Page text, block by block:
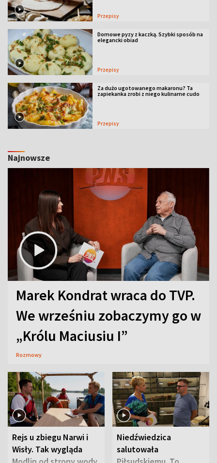
Przepisy
Domowe pyzy z kaczką. Szybki sposób na
elegancki obiad
Przepisy
Za dużo ugotowanego makaronu? Ta
zapiekanka zrobi z niego kulinarne cudo
Przepisy
Najnowsze
Marek Kondrat wraca do TVP.
We wrześniu zobaczymy go w
„Królu Maciusiu I”
Rozmowy
Rejs u zbiegu Narwi i
Wisły. Tak wygląda
Niedźwiedzica
salutowała